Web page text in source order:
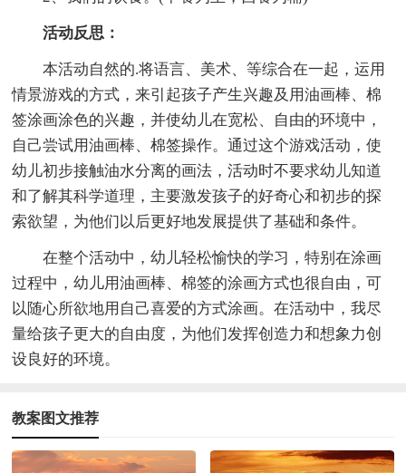
活动反思：
本活动自然的.将语言、美术、等综合在一起，运用
情景游戏的方式，来引起孩子产生兴趣及用油画棒、棉
签涂画涂色的兴趣，并使幼儿在宽松、自由的环境中，
自己尝试用油画棒、棉签操作。通过这个游戏活动，使
幼儿初步接触油水分离的画法，活动时不要求幼儿知道
和了解其科学道理，主要激发孩子的好奇心和初步的探
索欲望，为他们以后更好地发展提供了基础和条件。
在整个活动中，幼儿轻松愉快的学习，特别在涂画
过程中，幼儿用油画棒、棉签的涂画方式也很自由，可
以随心所欲地用自己喜爱的方式涂画。在活动中，我尽
量给孩子更大的自由度，为他们发挥创造力和想象力创
设良好的环境。
教案图文推荐